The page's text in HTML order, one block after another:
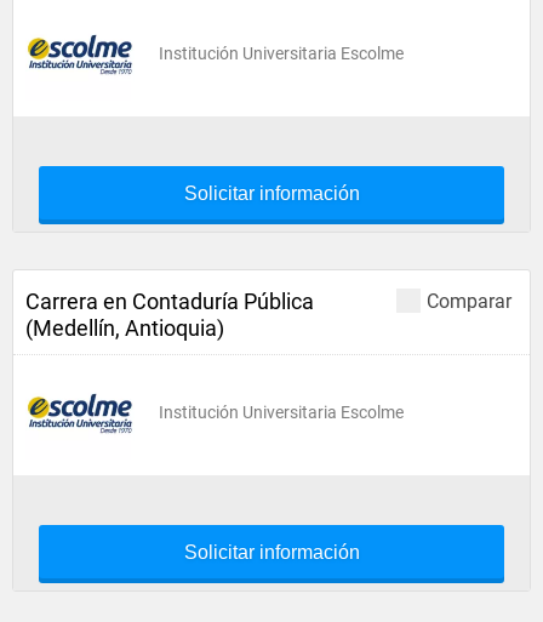
Institución Universitaria Escolme
Solicitar información
Comparar
Carrera en Contaduría Pública
(Medellín, Antioquia)
Institución Universitaria Escolme
Solicitar información